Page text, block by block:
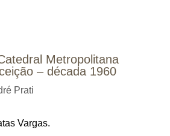
Metropolitana
– década 1960
Prati
Vargas.